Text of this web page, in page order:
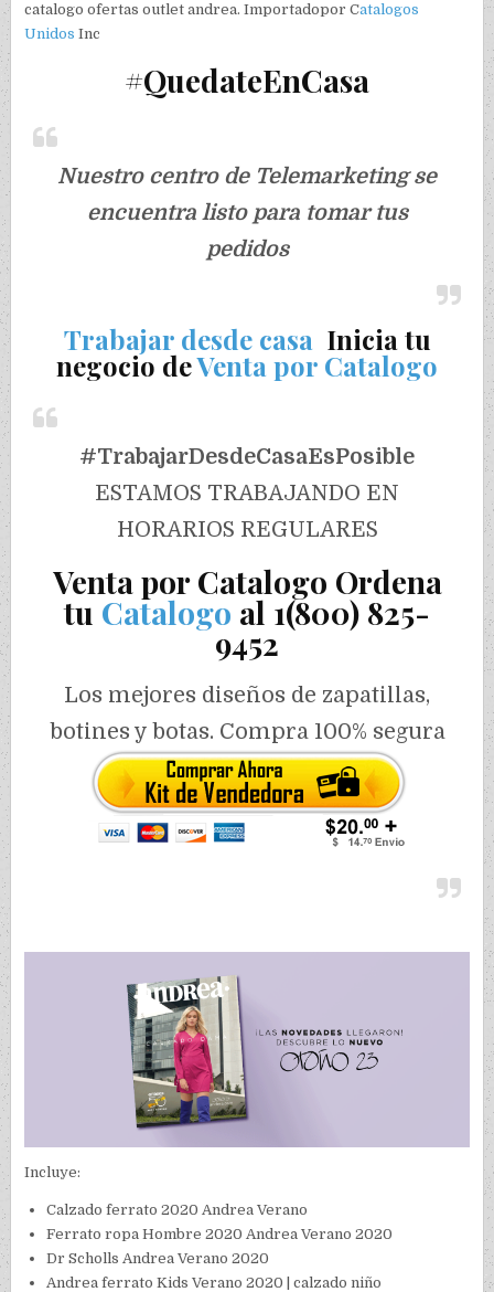
catalogo ofertas outlet andrea. Importadopor Catalogos
Unidos Inc
#QuedateEnCasa
Nuestro centro de Telemarketing se
encuentra listo para tomar tus
pedidos
Trabajar desde casaInicia tu
negocio deVenta por Catalogo
#TrabajarDesdeCasaEsPosible
ESTAMOS TRABAJANDO EN
HORARIOS REGULARES
Venta por Catalogo Ordena
tu Catalogo al 1(800) 825-
9452
Los mejores diseños de zapatillas,
botines y botas. Compra 100% segura
Incluye:
Calzado ferrato 2020 Andrea Verano
Ferrato ropa Hombre 2020 Andrea Verano 2020
Dr Scholls Andrea Verano 2020
Andrea ferrato Kids Verano 2020 | calzado niño